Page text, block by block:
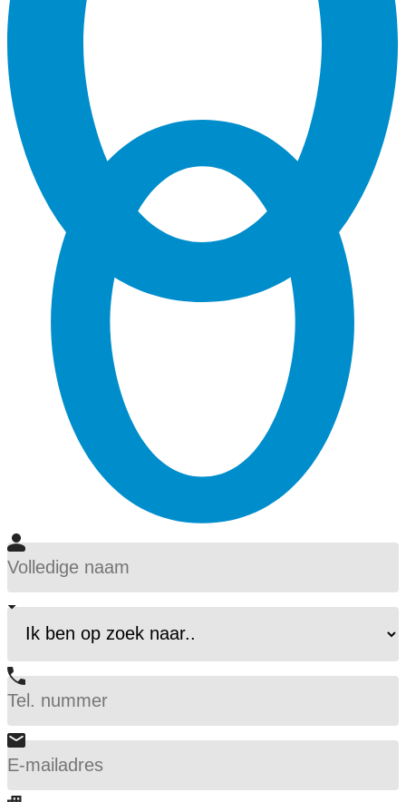
Volledige
naam(Vereist)
Volledige
Ik
ben
zoek
naar..
(Vereist)
Telefoon
E-
mailadres (Vereist)